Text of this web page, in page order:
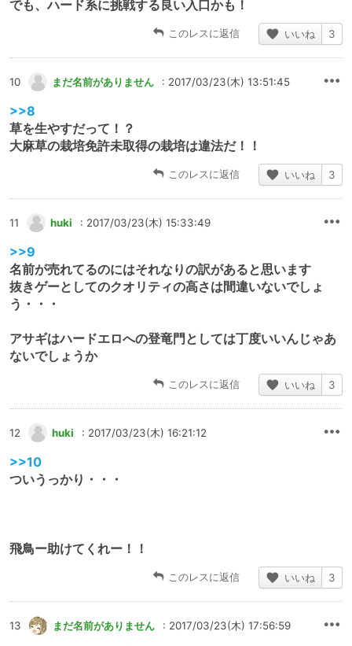
でも、ハード系に挑戦する良い入口かも！
このレスに返信 いいね 3
10 まだ名前がありません : 2017/03/23(木) 13:51:45
>>8
草を生やすだって！？
大麻草の栽培免許未取得の栽培は違法だ！！
このレスに返信 いいね 3
11 huki : 2017/03/23(木) 15:33:49
>>9
名前が売れてるのにはそれなりの訳があると思います
抜きゲーとしてのクオリティの高さは間違いないでしょ
う・・・
アサギはハードエロへの登竜門としては丁度いいんじゃあ
ないでしょうか
このレスに返信 いいね 3
12 huki : 2017/03/23(木) 16:21:12
>>10
ついうっかり・・・
飛鳥ー助けてくれー！！
このレスに返信 いいね 3
13 まだ名前がありません : 2017/03/23(木) 17:56:59